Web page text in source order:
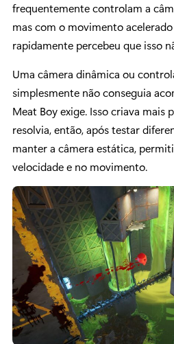
frequentemente controlam a
mas com o movimento
rapidamente percebeu que isso
Uma câmera dinâmica ou
simplesmente não conseguia
Meat Boy exige. Isso criava mais
resolvia, então, após testar
manter a câmera estática,
velocidade e no movimento.